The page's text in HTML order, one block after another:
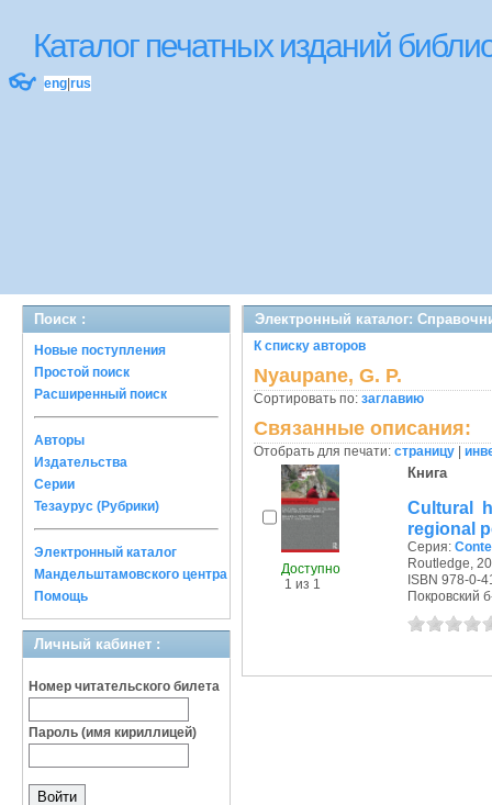
Каталог печатных изданий
👓 eng rus
Поиск :
Новые поступления
Простой поиск
Расширенный поиск
Авторы
Издательства
Серии
Тезаурус (Рубрики)
Электронный каталог
Мандельштамовского центра
Помощь
Личный кабинет :
Номер читательского билета
Пароль (имя кириллицей)
Электронный каталог:
К списку авторов
Nyaupane, G. P.
Сортировать по: заглавию
Связанные описания:
Отобрать для печати: страницу
Доступно
1 из 1
Книга
Cultural
regional
Серия:
Routledge,
ISBN 978-0-
Покровский